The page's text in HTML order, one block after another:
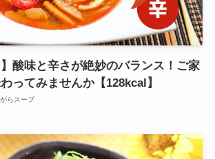
】酸味と辛さが絶妙のバランス！ご家
ってみませんか【128kcal】
らスープ